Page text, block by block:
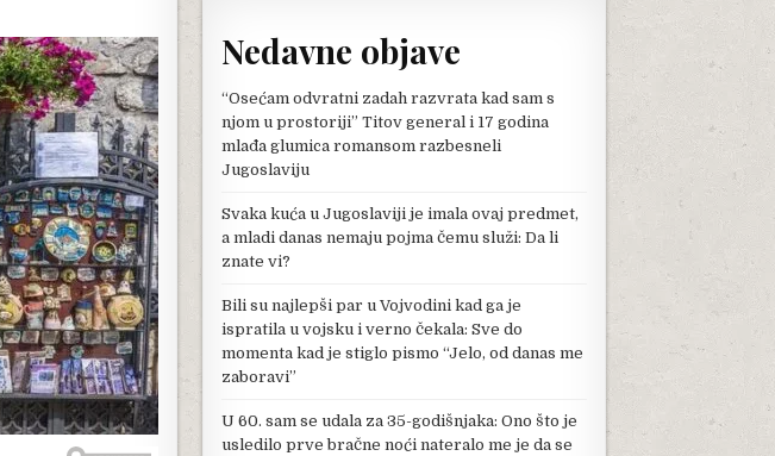
Nedavne objave
“Osećam odvratni zadah razvrata kad sam s
njom u prostoriji” Titov general i 17 godina
mlađa glumica romansom razbesneli
Jugoslaviju
Svaka kuća u Jugoslaviji je imala ovaj predmet,
a mladi danas nemaju pojma čemu služi: Da li
znate vi?
Bili su najlepši par u Vojvodini kad ga je
ispratila u vojsku i verno čekala: Sve do
momenta kad je stiglo pismo “Jelo, od danas me
zaboravi”
U 60. sam se udala za 35-godišnjaka: Ono što je
usledilo prve bračne noći nateralo me je da se